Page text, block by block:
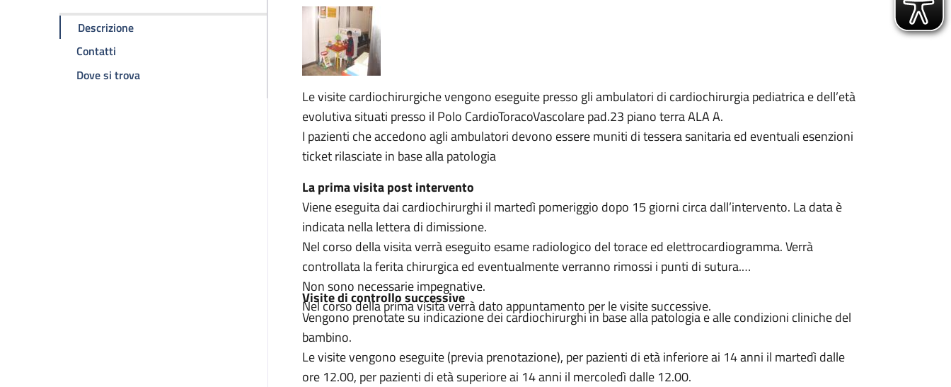
Descrizionedella pagina Ambulatorio di cardiochirurgia pediatrica
Contatti della pagina Ambulatorio di cardiochirurgia pediatrica
Dove si trovadella pagina Ambulatorio di cardiochirurgia pediatrica
Descrizione
Le visite cardiochirurgiche vengono eseguite presso gli ambulatori di cardiochirurgia pediatrica e dell’età
evolutiva situati presso il Polo CardioToracoVascolare pad.23 piano terra ALA A.
I pazienti che accedono agli ambulatori devono essere muniti di tessera sanitaria ed eventuali esenzioni
ticket rilasciate in base alla patologia
La prima visita post intervento
Viene eseguita dai cardiochirurghi il martedì pomeriggio dopo 15 giorni circa dall’intervento. La data è
indicata nella lettera di dimissione.
Nel corso della visita verrà eseguito esame radiologico del torace ed elettrocardiogramma. Verrà
controllata la ferita chirurgica ed eventualmente verranno rimossi i punti di sutura.
Non sono necessarie impegnative.
Nel corso della prima visita verrà dato appuntamento per le visite successive.
Visite di controllo successive
Vengono prenotate su indicazione dei cardiochirurghi in base alla patologia e alle condizioni cliniche del
bambino.
Le visite vengono eseguite (previa prenotazione), per pazienti di età inferiore ai 14 anni il martedì dalle
ore 12.00, per pazienti di età superiore ai 14 anni il mercoledì dalle 12.00.